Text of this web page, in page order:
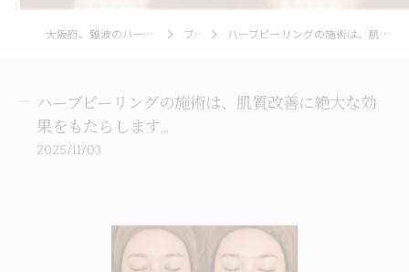
大阪府、難波のハーブピーリングならLIVERTE ブログ ハーブピーリングの施術は、肌質改善に絶大な効果をもたらします...
ハーブピーリングの施術は、肌質改善に絶大な効
果をもたらします...
2025/11/03